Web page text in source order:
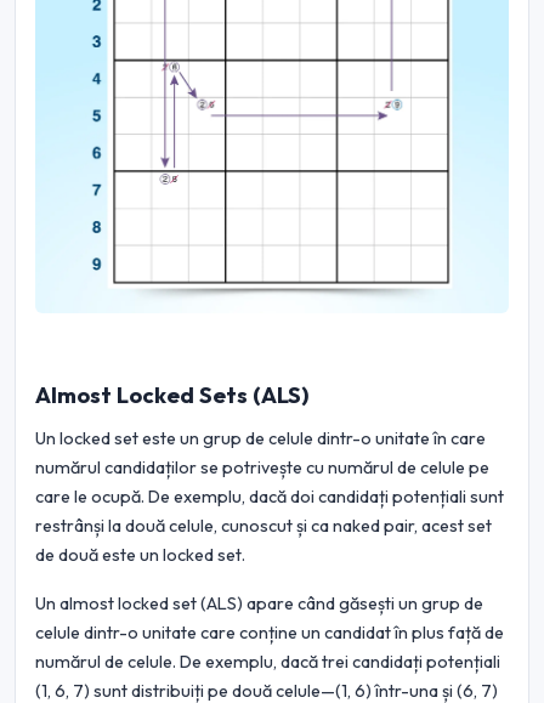
Almost Locked Sets (ALS)
Un locked set este un grup de celule dintr-o unitate în care
numărul candidaților se potrivește cu numărul de celule pe
care le ocupă. De exemplu, dacă doi candidați potențiali sunt
restrânși la două celule, cunoscut și ca naked pair, acest set
de două este un locked set.
Un almost locked set (ALS) apare când găsești un grup de
celule dintr-o unitate care conține un candidat în plus față de
numărul de celule. De exemplu, dacă trei candidați potențiali
(1, 6, 7) sunt distribuiți pe două celule—(1, 6) într-una și (6, 7)